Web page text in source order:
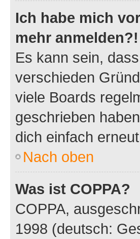
Ich habe mich
mehr anmelden?!
Es kann sein,
verschieden
viele Boards
geschrieben
dich einfach
Nach oben
Was ist COPPA?
COPPA,
1998 (deutsch: